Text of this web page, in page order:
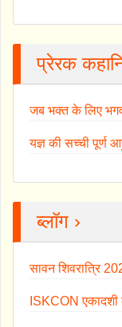
प्रेरक
जब भक्त के लिए
यज्ञ की सच्ची पूर्ण
ब्लॉग ›
सावन शिवरात्रि
ISKCON